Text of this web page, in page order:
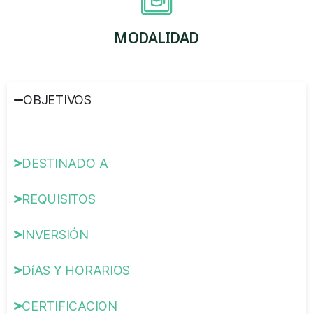
MODALIDAD
OBJETIVOS
DESTINADO A
REQUISITOS
INVERSIÓN
DíAS Y HORARIOS
CERTIFICACION